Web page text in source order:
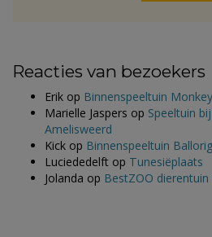
Reacties van bezoekers
Erik op Binnenspeeltuin
Marielle Jaspers op Speeltuin
Amelisweerd
Kick op Binnenspeeltuin
Luciededelft op Tunesiëplaats
Jolanda op BestZOO